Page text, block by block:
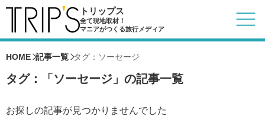
トリップス
全て現地取材！
マニアがつくる旅行メディア
HOME 記事一覧 タグ：ソーセージ
タグ：「ソーセージ」の記事一覧
お探しの記事が見つかりませんでした